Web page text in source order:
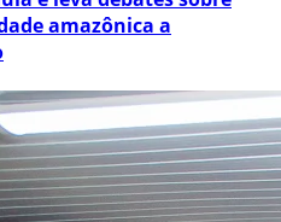
amazônica a